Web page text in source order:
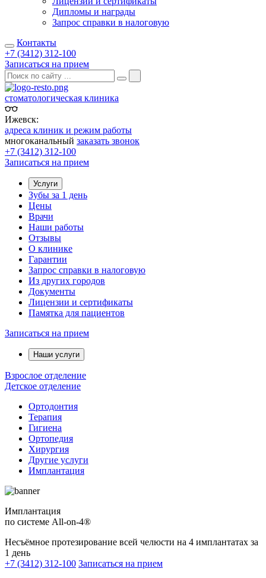
Дипломы и награды
Запрос справки в налоговую
Контакты
+7 (3412) 312-100
Записаться на прием
стоматологическая клиника
Ижевск:
адреса клиник и режим работы
многоканальный заказать звонок
+7 (3412) 312-100
Записаться на прием
Услуги
Зубы за 1 день
Цены
Врачи
Наши работы
Отзывы
О клинике
Гарантии
Запрос справки в налоговую
Из других городов
Документы
Лицензии и сертификаты
Памятка для пациентов
Записаться на прием
Наши услуги
Взрослое отделение
Детское отделение
Ортодонтия
Терапия
Гигиена
Ортопедия
Хирургия
Другие услуги
Имплантация
Имплантация
по системе All-on-4®
Несъёмное протезирование всей челюсти на 4 имплантатах за
1 день
+7 (3412) 312-100 Записаться на прием